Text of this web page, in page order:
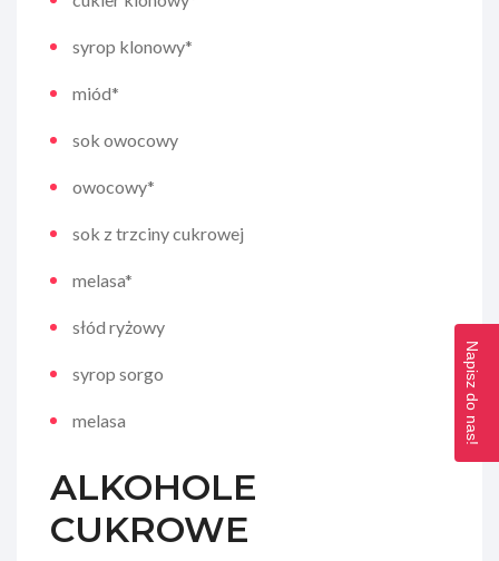
syrop klonowy*
miód*
sok owocowy
owocowy*
sok z trzciny cukrowej
melasa*
słód ryżowy
syrop sorgo
melasa
ALKOHOLE
CUKROWE
Napisz do nas!